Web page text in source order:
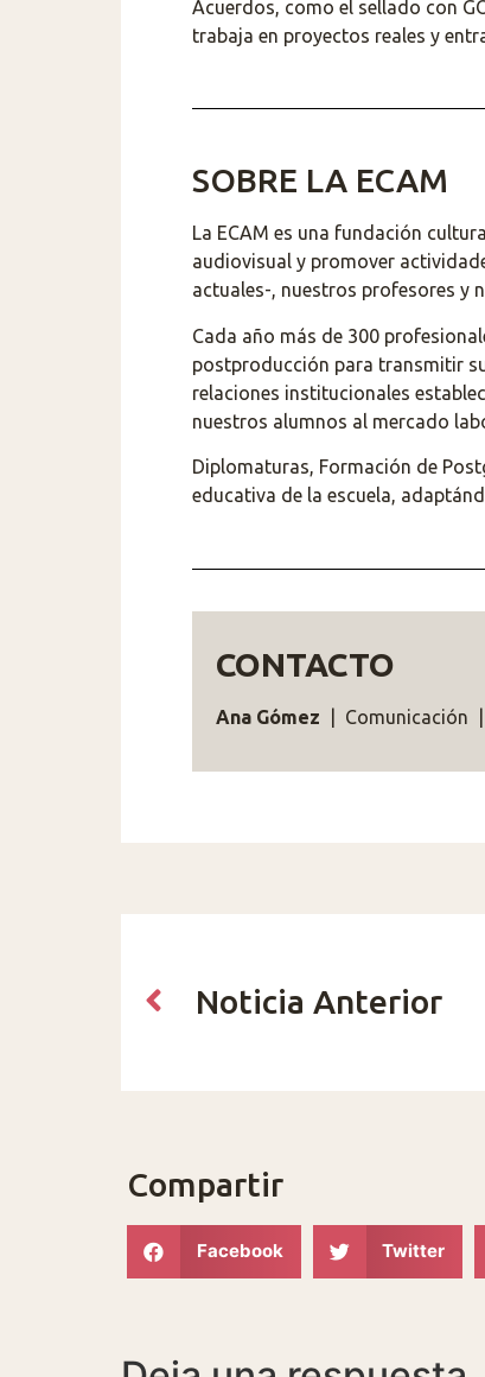
Acuerdos, como el sellado con
trabaja en proyectos reales y
SOBRE LA ECAM
La ECAM es una fundación
audiovisual y promover
actuales-, nuestros profesores y
Cada año más de 300
postproducción para transmitir
relaciones institucionales
nuestros alumnos al mercado
Diplomaturas, Formación de
educativa de la escuela,
CONTACTO
Ana Gómez | Comunicación
Noticia Anterior
Compartir
Facebook Twitter